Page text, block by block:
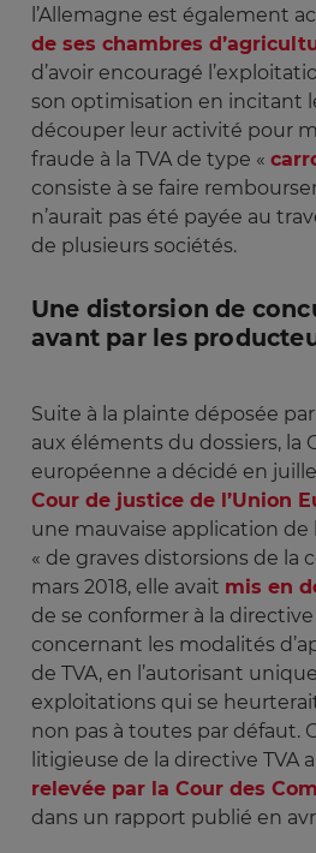
l’Allemagne est également
de ses chambres
d’avoir encouragé
son optimisation en incitant
découper leur activité pour
fraude à la TVA de type «
consiste à se faire
n’aurait pas été payée au
de plusieurs sociétés.
Une distorsion de
avant par les
Suite à la plainte déposée
aux éléments du dossiers, la
européenne a décidé en
Cour de justice de l’Union
une mauvaise application de
« de graves distorsions de la
mars 2018, elle avait mis en
de se conformer à la
concernant les modalités
de TVA, en l’autorisant
exploitations qui se
non pas à toutes par défaut.
litigieuse de la directive TVA
relevée par la Cour des
dans un rapport publié en